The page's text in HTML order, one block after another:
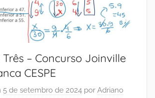
– Concurso Joinville
CESPE
5 de setembro de 2024 por Adriano